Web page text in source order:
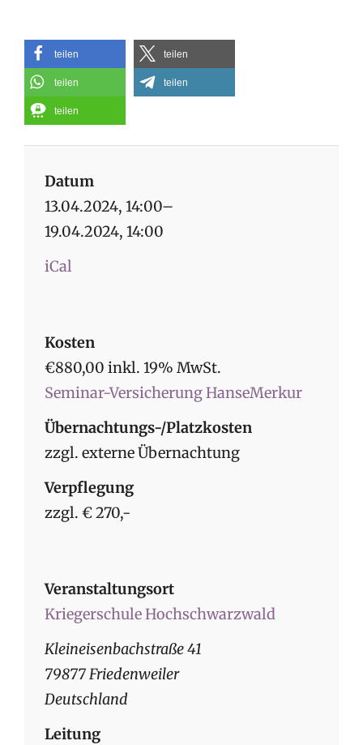
teilen teilen
teilen teilen
teilen
Datum
13.04.2024, 14:00–
19.04.2024, 14:00
iCal
Kosten
€880,00 inkl. 19% MwSt.
Seminar-Versicherung HanseMerkur
Übernachtungs-/Platzkosten
zzgl. externe Übernachtung
Verpflegung
zzgl. € 270,-
Veranstaltungsort
Kriegerschule Hochschwarzwald
Kleineisenbachstraße 41
79877 Friedenweiler
Deutschland
Leitung